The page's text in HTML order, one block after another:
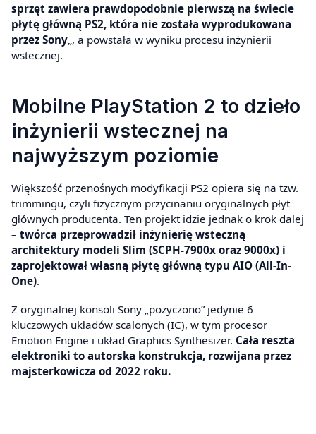
sprzęt zawiera prawdopodobnie pierwszą na świecie
płytę główną PS2, która nie została wyprodukowana
przez Sony„, a powstała w wyniku procesu inżynierii
wstecznej.
Mobilne PlayStation 2 to dzieło
inżynierii wstecznej na
najwyższym poziomie
Większość przenośnych modyfikacji PS2 opiera się na tzw.
trimmingu, czyli fizycznym przycinaniu oryginalnych płyt
głównych producenta. Ten projekt idzie jednak o krok dalej
– twórca przeprowadził inżynierię wsteczną
architektury modeli Slim (SCPH-7900x oraz 9000x) i
zaprojektował własną płytę główną typu AIO (All-In-
One).
Z oryginalnej konsoli Sony „pożyczono” jedynie 6
kluczowych układów scalonych (IC), w tym procesor
Emotion Engine i układ Graphics Synthesizer. Cała reszta
elektroniki to autorska konstrukcja, rozwijana przez
majsterkowicza od 2022 roku.